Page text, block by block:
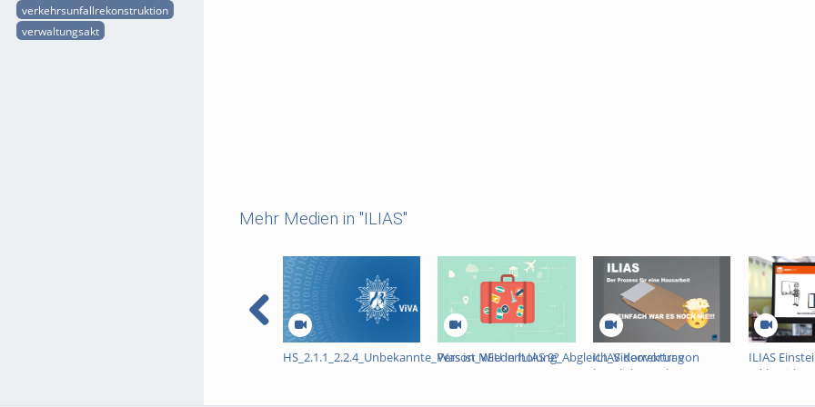
verkehrsunfallrekonstruktion
verwaltungsakt
Mehr Medien in "ILIAS"
HS_2.1.1_2.2.4_Unbekannte_Person_Wiederholung_Abgleich_Videovortrag
Was ist NEU in ILIAS 9?
ILIAS Korrektur von
häuslichen Arbeiten
ILIAS
Erklärvideo